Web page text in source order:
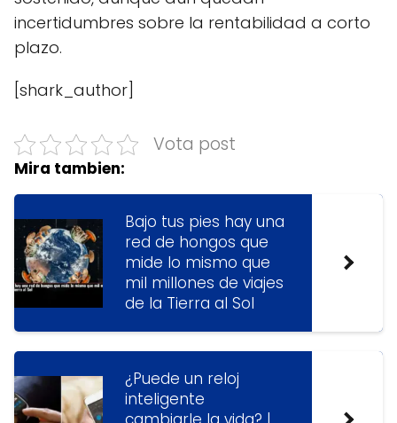
incertidumbres sobre la rentabilidad a corto
plazo.
[shark_author]
Vota post
Mira tambien:
Bajo tus pies hay una
red de hongos que
mide lo mismo que
mil millones de viajes
de la Tierra al Sol
¿Puede un reloj
inteligente